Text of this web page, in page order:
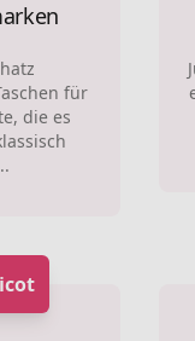
für
die es